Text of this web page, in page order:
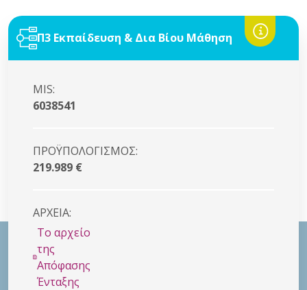
Π3 Εκπαίδευση & Δια Βίου Μάθηση
MIS:
6038541
ΠΡΟΫΠΟΛΟΓΙΣΜΟΣ:
219.989 €
ΑΡΧΕΙΑ:
Το αρχείο
της
Απόφασης
Ένταξης